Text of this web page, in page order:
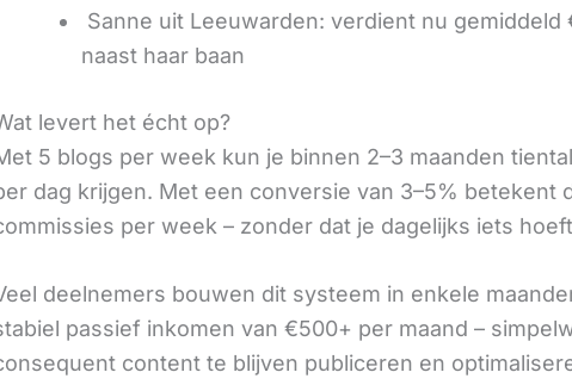
Sanne uit Leeuwarden: verdient nu gemiddeld
naast haar baan
levert het écht op?
5 blogs per week kun je binnen 2–3 maanden
dag krijgen. Met een conversie van 3–5% betekent
per week – zonder dat je dagelijks iets
deelnemers bouwen dit systeem in enkele
passief inkomen van €500+ per maand –
content te blijven publiceren en